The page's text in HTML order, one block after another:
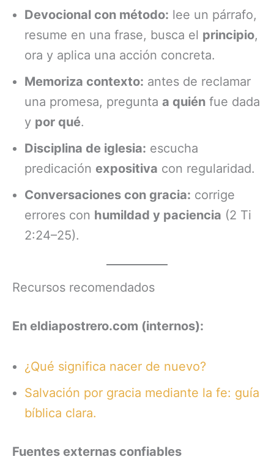
Devocional con método: lee un párrafo,
resume en una frase, busca el principio,
ora y aplica una acción concreta.
Memoriza contexto: antes de reclamar
una promesa, pregunta a quién fue dada
y por qué.
Disciplina de iglesia: escucha
predicación expositiva con regularidad.
Conversaciones con gracia: corrige
errores con humildad y paciencia (2 Ti
2:24–25).
Recursos recomendados
En eldiapostrero.com (internos):
¿Qué significa nacer de nuevo?
Salvación por gracia mediante la fe: guía
bíblica clara.
Fuentes externas confiables